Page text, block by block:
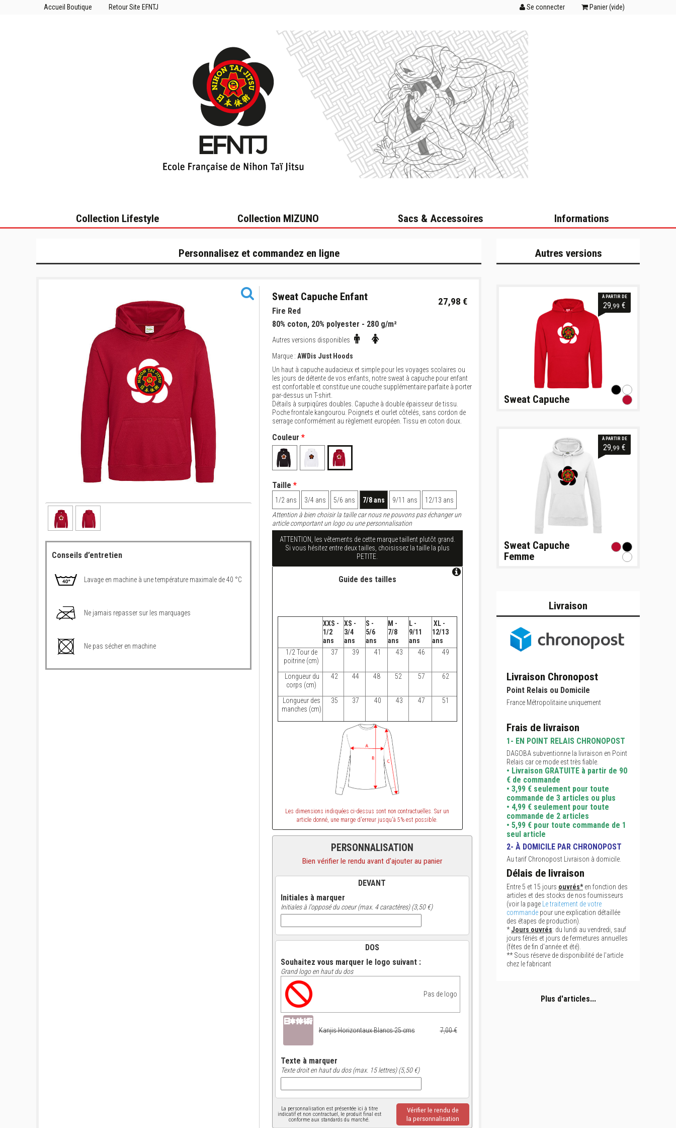
Accueil Boutique Retour Site EFNTJ Se connecter Panier (vide)
Collection Lifestyle Collection MIZUNO Sacs & Accessoires Informations
Personnalisez et commandez en ligne
Conseils d’entretien
Lavage en machine à une température maximale de 40 °C
Ne jamais repasser sur les marquages
Ne pas sécher en machine
Sweat Capuche Enfant 27,98 €
Fire Red
80% coton, 20% polyester - 280 g/m²
Autres versions disponibles
Marque : AWDis Just Hoods
Un haut à capuche audacieux et simple pour les voyages scolaires ou
les jours de détente de vos enfants, notre sweat à capuche pour enfant
est confortable et constitue une couche supplémentaire parfaite à porter
par-dessus un T-shirt.
Détails à surpiqûres doubles. Capuche à double épaisseur de tissu.
Poche frontale kangourou. Poignets et ourlet côtelés, sans cordon de
serrage conformément au règlement européen. Tissu en coton doux.
Couleur *
Taille *
1/2 ans 3/4 ans 5/6 ans 7/8 ans 9/11 ans
12/13 ans
Attention à bien choisir la taille car nous ne pouvons pas échanger un
article comportant un logo ou une personnalisation
ATTENTION, les vêtements de cette marque taillent plutôt grand.
Si vous hésitez entre deux tailles, choisissez la taille la plus
PETITE.
Guide des tailles
XXS -
1/2
ans
XS -
3/4
ans
S -
5/6
ans
M -
7/8
ans
L -
9/11
ans
XL -
12/13
ans
1/2 Tour de
poitrine (cm)
37 39 41 43 46 49
Longueur du
corps (cm)
42 44 48 52 57 62
Longueur des
manches (cm)
35 37 40 43 47 51
Les dimensions indiquées ci-dessus sont non contractuelles. Sur un
article donné, une marge d'erreur jusqu'à 5% est possible.
PERSONNALISATION
Bien vérifier le rendu avant d'ajouter au panier
DEVANT
Initiales à marquer
Initiales à l'opposé du coeur (max. 4 caractères) (3,50 €)
DOS
Souhaitez vous marquer le logo suivant :
Grand logo en haut du dos
Pas de logo
Kanjis Horizontaux Blancs 25 cms 7,00 €
Texte à marquer
Texte droit en haut du dos (max. 15 lettres) (5,50 €)
La personnalisation est présentée ici à titre
indicatif et non contractuel, le produit final est
conforme aux standards du marché.
Vérifier le rendu de
la personnalisation
Autres versions
À PARTIR DE
29 ,99 €
Sweat Capuche
À PARTIR DE
29 ,99 €
Sweat Capuche
Femme
Livraison
Livraison Chronopost
Point Relais ou Domicile
France Métropolitaine uniquement
Frais de livraison
1- EN POINT RELAIS CHRONOPOST
DAGOBA subventionne la livraison en Point
Relais car ce mode est très fiable.
• Livraison GRATUITE à partir de 90
€ de commande
• 3,99 € seulement pour toute
commande de 3 articles ou plus
• 4,99 € seulement pour toute
commande de 2 articles
• 5,99 € pour toute commande de 1
seul article
2- À DOMICILE PAR CHRONOPOST
Au tarif Chronopost Livraison à domicile.
Délais de livraison
Entre 5 et 15 jours ouvrés*en fonction des
articles et des stocks de nos fournisseurs
(voir la page
Le traitement de votre
commande pour une explication détaillée
des étapes de production).
*Jours ouvrés: du lundi au vendredi, sauf
jours fériés et jours de fermetures annuelles
(fêtes de fin d'année et été).
** Sous réserve de disponibilité de l'article
chez le fabricant
Plus d'articles...